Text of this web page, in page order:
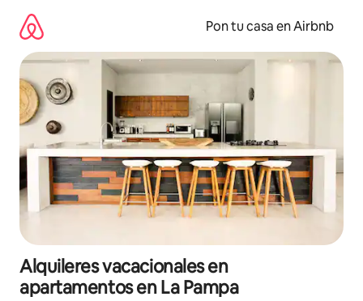
contenido
Pon tu casa en Airbnb
Alquileres vacacionales en
apartamentos en La Pampa